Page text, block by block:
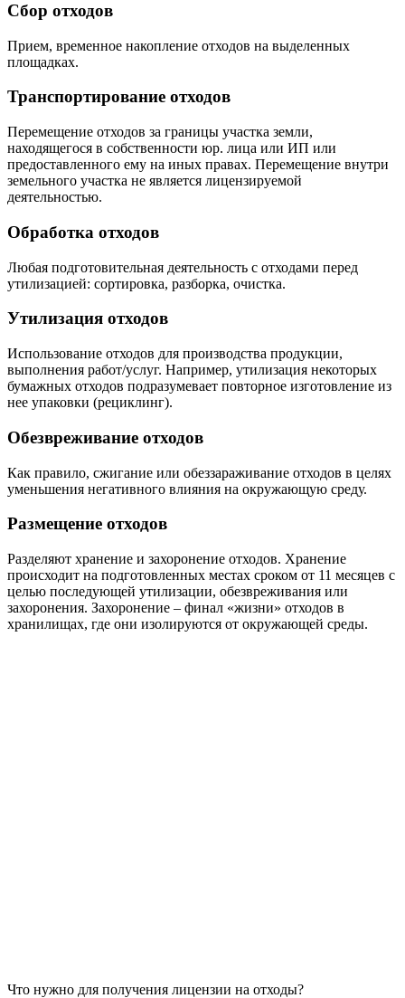
Сбор отходов
Прием, временное накопление отходов на выделенных
площадках.
Транспортирование отходов
Перемещение отходов за границы участка земли,
находящегося в собственности юр. лица или ИП или
предоставленного ему на иных правах. Перемещение внутри
земельного участка не является лицензируемой
деятельностью.
Обработка отходов
Любая подготовительная деятельность с отходами перед
утилизацией: сортировка, разборка, очистка.
Утилизация отходов
Использование отходов для производства продукции,
выполнения работ/услуг. Например, утилизация некоторых
бумажных отходов подразумевает повторное изготовление из
нее упаковки (рециклинг).
Обезвреживание отходов
Как правило, сжигание или обеззараживание отходов в целях
уменьшения негативного влияния на окружающую среду.
Размещение отходов
Разделяют хранение и захоронение отходов. Хранение
происходит на подготовленных местах сроком от 11 месяцев с
целью последующей утилизации, обезвреживания или
захоронения. Захоронение – финал «жизни» отходов в
хранилищах, где они изолируются от окружающей среды.
Что нужно для получения лицензии на отходы?